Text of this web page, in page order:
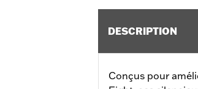
DESCRIPTION
Conçus pour